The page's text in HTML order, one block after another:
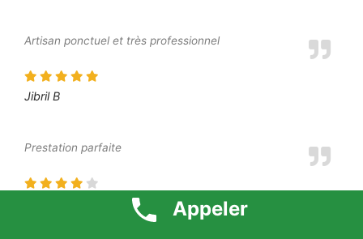
Artisan ponctuel et très professionnel
Jibril B
Prestation parfaite
Appeler